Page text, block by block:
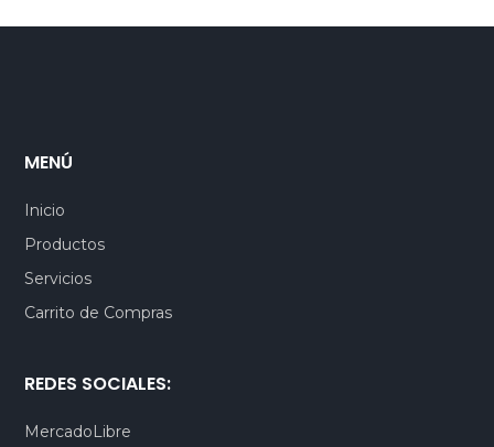
MENÚ
Inicio
Productos
Servicios
Carrito de Compras
REDES SOCIALES:
MercadoLibre